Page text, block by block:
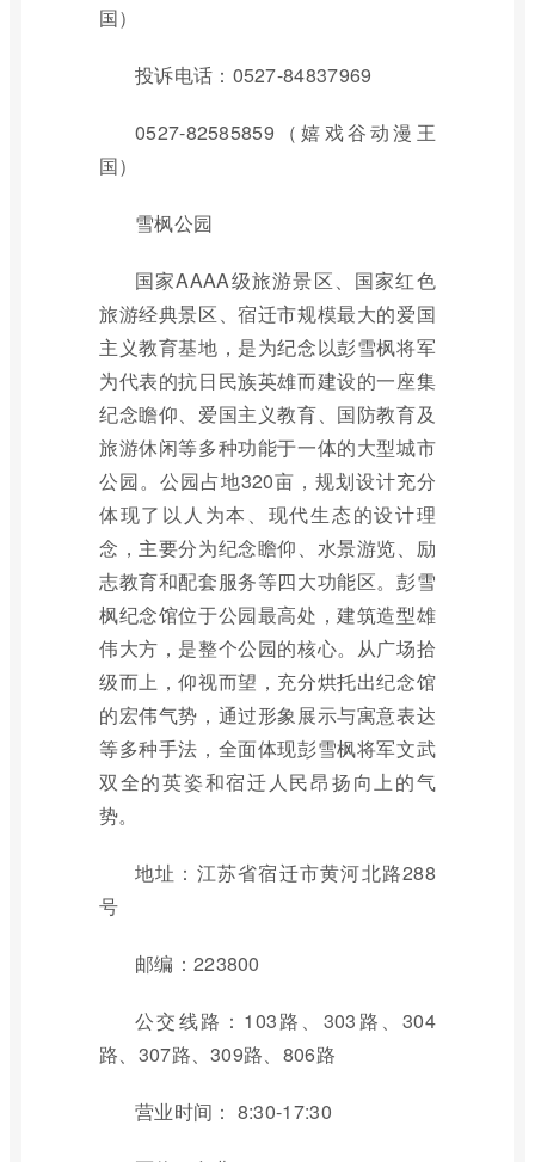
国）
投诉电话：0527-84837969
0527-82585859（嬉戏谷动漫王
国）
雪枫公园
国家AAAA级旅游景区、国家红色
旅游经典景区、宿迁市规模最大的爱国
主义教育基地，是为纪念以彭雪枫将军
为代表的抗日民族英雄而建设的一座集
纪念瞻仰、爱国主义教育、国防教育及
旅游休闲等多种功能于一体的大型城市
公园。公园占地320亩，规划设计充分
体现了以人为本、现代生态的设计理
念，主要分为纪念瞻仰、水景游览、励
志教育和配套服务等四大功能区。彭雪
枫纪念馆位于公园最高处，建筑造型雄
伟大方，是整个公园的核心。从广场拾
级而上，仰视而望，充分烘托出纪念馆
的宏伟气势，通过形象展示与寓意表达
等多种手法，全面体现彭雪枫将军文武
双全的英姿和宿迁人民昂扬向上的气
势。
地址：江苏省宿迁市黄河北路288
号
邮编：223800
公交线路：103路、303路、304
路、307路、309路、806路
营业时间： 8:30-17:30